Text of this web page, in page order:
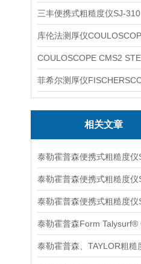
三丰便携式粗糙度仪SJ-310
相关文章